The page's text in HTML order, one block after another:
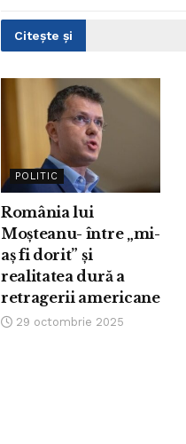
Citește și
POLITIC
România lui
Moșteanu- între „mi-
aș fi dorit” și
realitatea dură a
retragerii americane
29 octombrie 2025